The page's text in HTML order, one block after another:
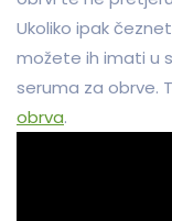
Ukoliko ipak
možete ih imati u
seruma za obrve.
obrva.